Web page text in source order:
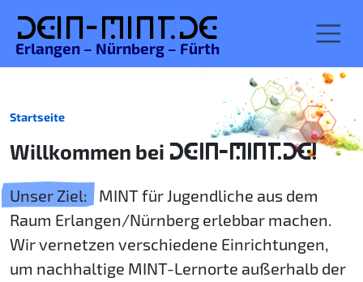
Dein-MINT.de
Erlangen – Nürnberg – Fürth
Startseite
Willkommen bei DEIN-MINT.DE!
Unser Ziel:
MINT für Jugendliche aus dem
Raum Erlangen/Nürnberg erlebbar machen.
Wir vernetzen verschiedene Einrichtungen,
um nachhaltige MINT-Lernorte außerhalb der